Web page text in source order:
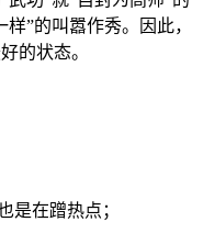
”的叫嚣作秀。因此，
的状态。
是在蹭热点；